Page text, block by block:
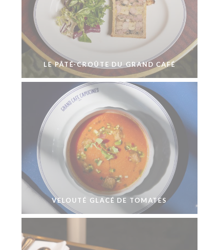
LE PÂTÉ-CROÛTE DU GRAND CAFÉ
VELOUTÉ GLACÉ DE TOMATES